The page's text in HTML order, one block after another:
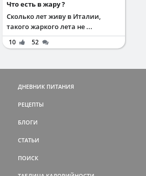
Что есть в жару ?
Сколько лет живу в Италии,
такого жаркого лета не ...
10 52
ДНЕВНИК ПИТАНИЯ
РЕЦЕПТЫ
БЛОГИ
СТАТЬИ
ПОИСК